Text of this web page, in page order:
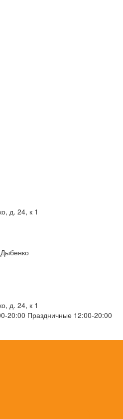
д. 24, к 1
д. 24, к 1
20:00 Праздничные 12:00-20:00